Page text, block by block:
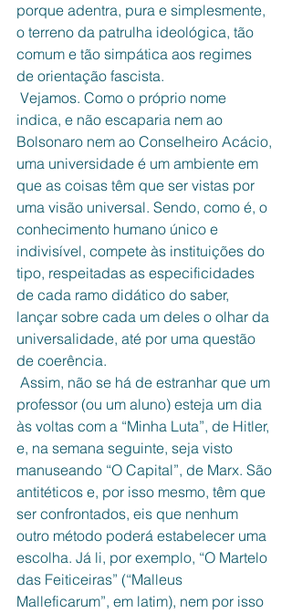
porque adentra, pura e simplesmente,
o terreno da patrulha ideológica, tão
comum e tão simpática aos regimes
de orientação fascista.
indica, e não escaparia nem ao
Bolsonaro nem ao Conselheiro Acácio,
uma universidade é um ambiente em
que as coisas têm que ser vistas por
uma visão universal. Sendo, como é, o
conhecimento humano único e
indivisível, compete às instituições do
tipo, respeitadas as especificidades
de cada ramo didático do saber,
lançar sobre cada um deles o olhar da
universalidade, até por uma questão
de coerência.
professor (ou um aluno) esteja um dia
às voltas com a “Minha Luta”, de Hitler,
e, na semana seguinte, seja visto
manuseando “O Capital”, de Marx. São
antitéticos e, por isso mesmo, têm que
ser confrontados, eis que nenhum
outro método poderá estabelecer uma
escolha. Já li, por exemplo, “O Martelo
das Feiticeiras” (“Malleus
Malleficarum”, em latim), nem por isso